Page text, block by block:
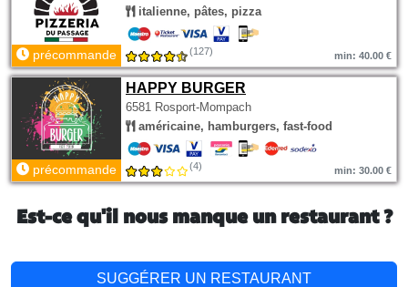
italienne, pâtes, pizza
précommande (127) min: 40.00 €
HAPPY BURGER
6581 Rosport-Mompach
américaine, hamburgers, fast-food
précommande (4) min: 30.00 €
Est-ce qu'il nous manque un restaurant ?
SUGGÉRER UN RESTAURANT